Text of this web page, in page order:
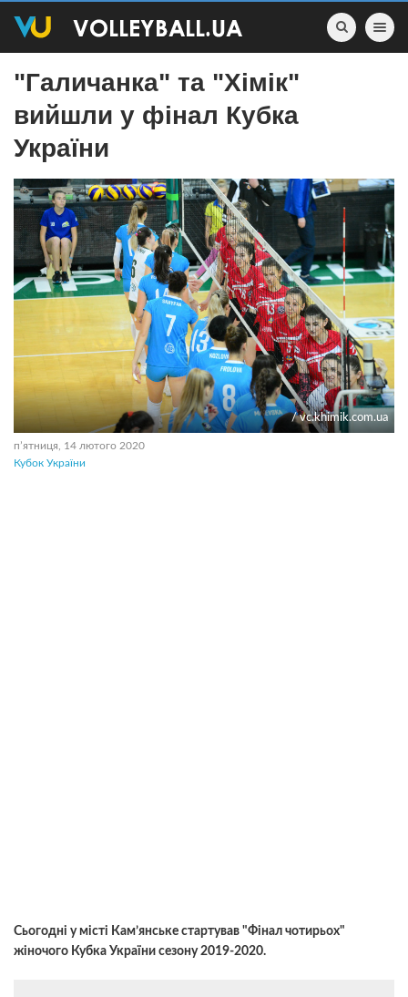
Toggle
"Галичанка" та "Хімік"
вийшли у фінал Кубка
України
/ vc.khimik.com.ua
пʼятниця, 14 лютого 2020
Кубок України
Сьогодні у місті Кам’янське стартував "Фінал чотирьох"
жіночого Кубка України сезону 2019-2020.